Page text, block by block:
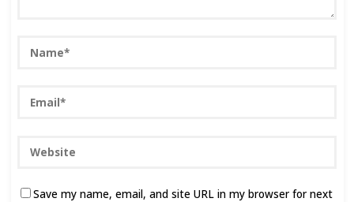
Save my name, email, and site URL in my browser for next